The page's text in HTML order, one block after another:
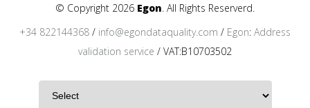
© Copyright 2026 Egon. All Rights Reserverd.
+34 822144368 / info@egondataquality.com / Egon: Address
validation service / VAT:B10703502